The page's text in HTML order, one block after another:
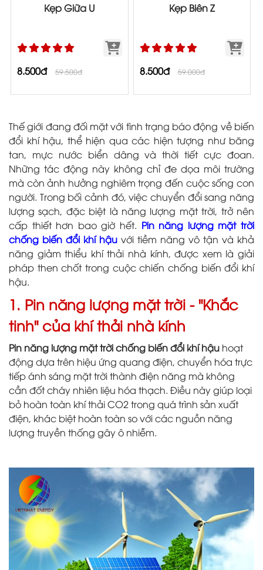
Kẹp Giữa U
8.500đ 59.500đ
Kẹp Biên Z
8.500đ 59.000đ
Thế giới đang đối mặt với tình trạng báo động về biến
đổi khí hậu, thể hiện qua các hiện tượng như băng
tan, mực nước biển dâng và thời tiết cực đoan.
Những tác động này không chỉ đe dọa môi trường
mà còn ảnh hưởng nghiêm trọng đến cuộc sống con
người. Trong bối cảnh đó, việc chuyển đổi sang năng
lượng sạch, đặc biệt là năng lượng mặt trời, trở nên
cấp thiết hơn bao giờ hết. Pin năng lượng mặt trời
chống biến đổi khí hậu với tiềm năng vô tận và khả
năng giảm thiểu khí thải nhà kính, được xem là giải
pháp then chốt trong cuộc chiến chống biến đổi khí
hậu.
1. Pin năng lượng mặt trời - "Khắc
tinh" của khí thải nhà kính
Pin năng lượng mặt trời chống biến đổi khí hậu hoạt
động dựa trên hiệu ứng quang điện, chuyển hóa trực
tiếp ánh sáng mặt trời thành điện năng mà không
cần đốt cháy nhiên liệu hóa thạch. Điều này giúp loại
bỏ hoàn toàn khí thải CO2 trong quá trình sản xuất
điện, khác biệt hoàn toàn so với các nguồn năng
lượng truyền thống gây ô nhiễm.